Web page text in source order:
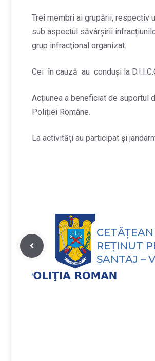
Trei membri ai grupării, respectiv
sub aspectul săvârșirii
grup infracţional organizat.
Cei în cauză au conduși la
Acțiunea a beneficiat de suportul
Poliției Române.
La activități au participat și
REŢINUT
ŞANTAJ –